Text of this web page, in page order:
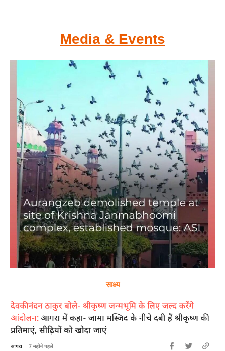
Media & Events
साक्ष्य